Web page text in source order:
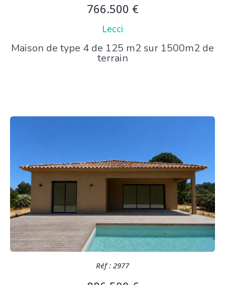
766.500 €
Lecci
Maison de type 4 de 125 m2 sur 1500m2 de
terrain
Réf : 2977